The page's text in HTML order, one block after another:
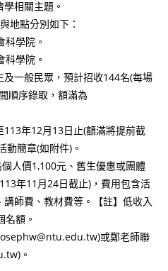
相關主題。
地點分別如下：
科學院。
科學院。
一般民眾，預計招收144名(每場
順序錄取，額滿為
年12月13日止(額滿將提前截
動簡章(如附件)。
人價1,100元、舊生優惠或團體
年11月24日截止)，費用包含活
師費、教材費等。【註】低收入
名額。
或鄭老師聯
。